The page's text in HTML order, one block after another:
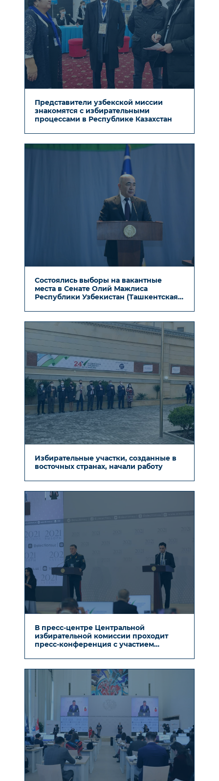
Представители узбекской миссии
знакомятся с избирательными
процессами в Республике Казахстан
Состоялись выборы на вакантные
места в Сенате Олий Мажлиса
Республики Узбекистан (Ташкентская
Избирательные участки, созданные в
восточных странах, начали работу
В пресс-центре Центральной
избирательной комиссии проходит
пресс-конференция с участием
Бобожонова.